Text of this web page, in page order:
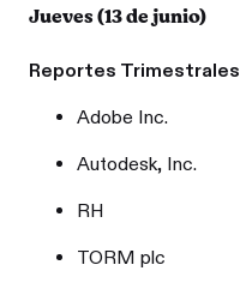
Jueves (13 de junio)
Reportes Trimestrales
Adobe Inc.
Autodesk, Inc.
RH
TORM plc